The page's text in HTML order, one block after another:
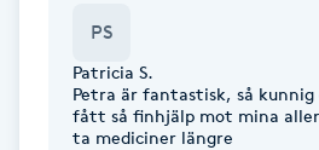
Extensions borttagning
Eyeliner-tatuering
PS
Patricia S.
Petra är fantastisk, så
fått så finhjälp mot mina
ta mediciner längre